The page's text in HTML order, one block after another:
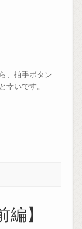
、拍手ボタン
幸いです。
】